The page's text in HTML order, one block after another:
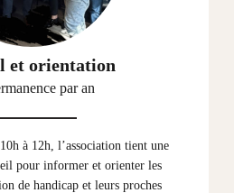
et orientation
par an
à 12h, l’association tient une
pour informer et orienter les
de handicap et leurs proches